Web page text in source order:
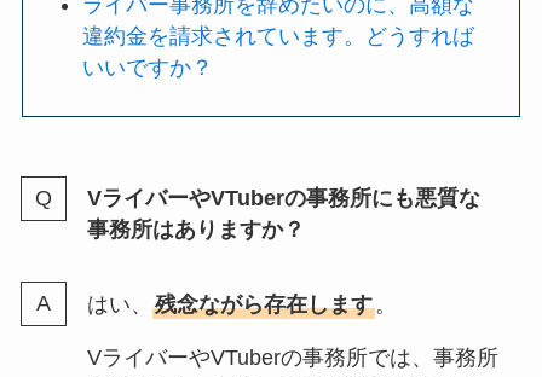
ライバー事務所を辞めたいのに、高額な
違約金を請求されています。どうすれば
いいですか？
VライバーやVTuberの事務所にも悪質な
事務所はありますか？
はい、 残念ながら存在します。
VライバーやVTuberの事務所では、事務所